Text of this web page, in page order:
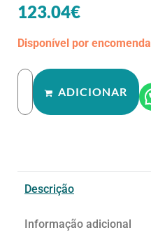
123.04€
Disponível por encomenda
ADICIONAR
Descrição
Informação adicional